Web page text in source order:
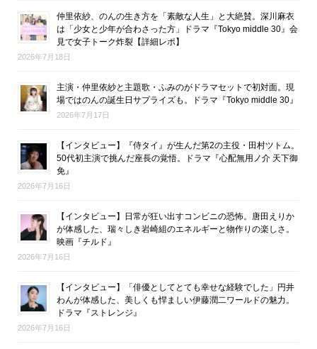
仲里依紗、のんの生き方を「素敵な人生」と大絶賛。深川麻衣
は「少女と少年が合わさった方」ドラマ『Tokyo middle 30』会
見で女子トーク炸裂【詳細レポ】
2026年7月18日
主演・仲里依紗と主題歌・ふみのがドラマセットで初対面。現
場ではのんの誕生日サプライズも。ドラマ『Tokyo middle 30』
2026年7月17日
【インタビュー】『侍タイ』が生んだ第2の主役・田村ツトム。
50代初主演で挑んだ座長の覚悟。ドラマ『心配無用ノ介 天下御
免』
2026年7月16日
【インタビュー】日常が狂い出すコンビニの恐怖。唐田えりか
が体感した、瑞々しき岩崎組のエネルギーと物作りの楽しさ。
映画『チルド』
2026年7月16日
【インタビュー】「俳優としてとても幸せな経験でした」円井
わんが体感した、美しくも悍ましい伊藤潤二ワールドの魅力。
ドラマ『ストレンジ』
2026年7月16日